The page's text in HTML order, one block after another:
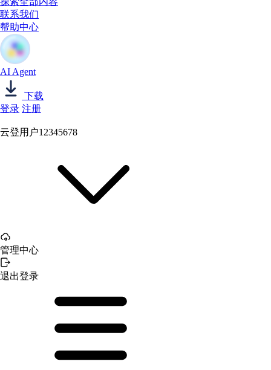
联系我们
帮助中心
AI Agent
下载
登录 注册
云登用户12345678
管理中心
退出登录